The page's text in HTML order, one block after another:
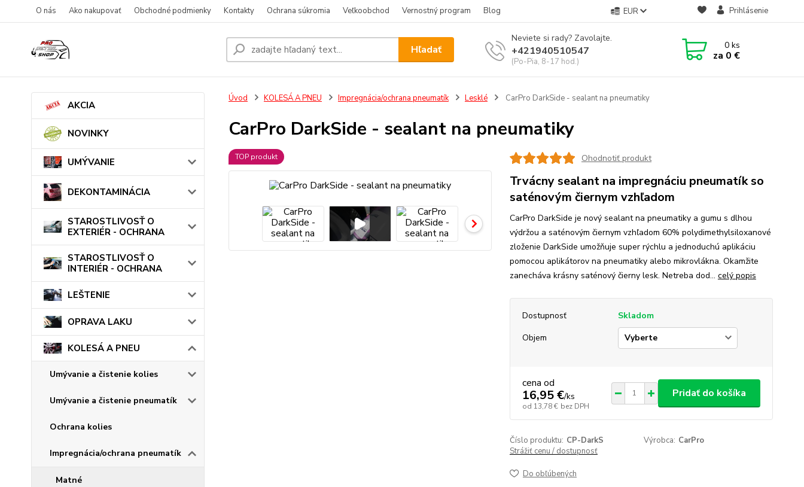
O nás Ako nakupovať Obchodné podmienky Kontakty Ochrana súkromia Veľkoobchod Vernostný program Blog EUR Prihlásenie
Hľadať
Neviete si rady? Zavolajte.
+421940510547
(Po-Pia, 8-17 hod.)
0ks
za 0 €
AKCIA
NOVINKY
UMÝVANIE
DEKONTAMINÁCIA
STAROSTLIVOSŤ O
EXTERIÉR - OCHRANA
STAROSTLIVOSŤ O
INTERIÉR - OCHRANA
LEŠTENIE
OPRAVA LAKU
KOLESÁ A PNEU
Umývanie a čistenie kolies
Umývanie a čistenie pneumatík
Ochrana kolies
Impregnácia/ochrana pneumatík
Matné
Úvod KOLESÁ A PNEU Impregnácia/ochrana pneumatík Lesklé CarPro DarkSide - sealant na pneumatiky
CarPro DarkSide - sealant na pneumatiky
TOP produkt Ohodnotiť produkt
Trvácny sealant na impregnáciu pneumatík so
saténovým čiernym vzhľadom
CarPro DarkSide je nový sealant na pneumatiky a gumu s dlhou
výdržou a saténovým čiernym vzhľadom 60% polydimethylsiloxanové
zloženie DarkSide umožňuje super rýchlu a jednoduchú aplikáciu
pomocou aplikátorov na pneumatiky alebo mikrovlákna. Okamžite
zanecháva krásny saténový čierny lesk. Netreba dod... celý popis
Dostupnosť
Skladom
Objem
cena od
16,95 €/ks
od 13,78 € bez DPH
Pridať do košíka
Číslo produktu: CP-DarkS Výrobca: CarPro
Strážiť cenu / dostupnosť
Do obľúbených